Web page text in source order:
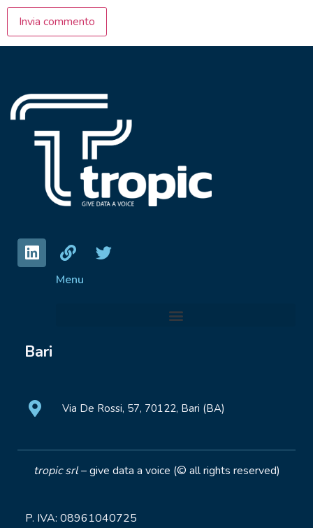
Menu
Bari
Via De Rossi, 57, 70122, Bari (BA)
tropic srl– give data a voice (© all rights reserved)
P. IVA: 08961040725